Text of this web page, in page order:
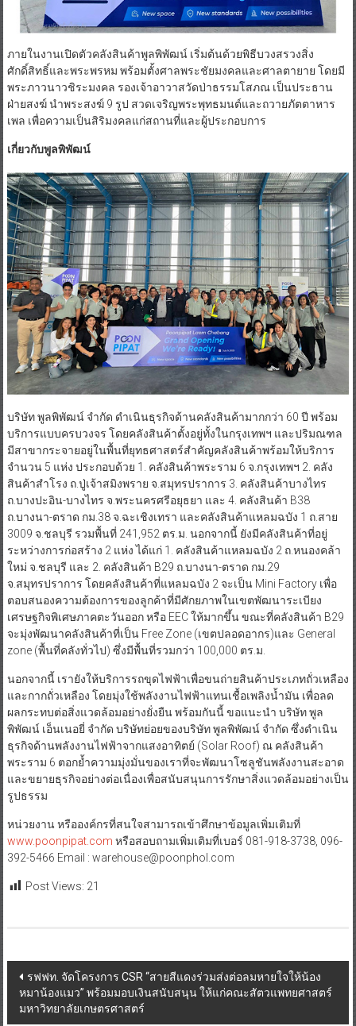
ภายในงานเปิดตัวคลังสินค้าพูลพิพัฒน์ เริ่มต้นด้วยพิธีบวงสรวงสิ่ง
ศักดิ์สิทธิ์และพระพรหม พร้อมตั้งศาลพระชัยมงคลและศาลตายาย โดยมี
พระภาวนาวชิระมงคล รองเจ้าอาวาสวัดป่าธรรมโสภณ เป็นประธาน
ฝ่ายสงฆ์ นำพระสงฆ์ 9 รูป สวดเจริญพระพุทธมนต์และถวายภัตตาหาร
เพล เพื่อความเป็นสิริมงคลแก่สถานที่และผู้ประกอบการ
เกี่ยวกับพูลพิพัฒน์
บริษัท พูลพิพัฒน์ จำกัด ดำเนินธุรกิจด้านคลังสินค้ามากกว่า 60 ปี พร้อม
บริการแบบครบวงจร โดยคลังสินค้าตั้งอยู่ทั้งในกรุงเทพฯ และปริมณฑล
มีสาขากระจายอยู่ในพื้นที่ยุทธศาสตร์สำคัญคลังสินค้าพร้อมให้บริการ
จำนวน 5 แห่ง ประกอบด้วย 1. คลังสินค้าพระราม 6 จ.กรุงเทพฯ 2. คลัง
สินค้าสำโรง ถ.ปู่เจ้าสมิงพราย จ.สมุทรปราการ 3. คลังสินค้าบางไทร
ถ.บางปะอิน-บางไทร จ.พระนครศรีอยุธยา และ 4. คลังสินค้า B38
ถ.บางนา-ตราด กม.38 จ.ฉะเชิงเทรา และคลังสินค้าแหลมฉบัง 1 ถ.สาย
3009 จ.ชลบุรี รวมพื้นที่ 241,952 ตร.ม. นอกจากนี้ ยังมีคลังสินค้าที่อยู่
ระหว่างการก่อสร้าง 2 แห่ง ได้แก่ 1. คลังสินค้าแหลมฉบัง 2 ถ.หนองคล้า
ใหม่ จ.ชลบุรี และ 2. คลังสินค้า B29 ถ.บางนา-ตราด กม.29
จ.สมุทรปราการ โดยคลังสินค้าที่แหลมฉบัง 2 จะเป็น Mini Factory เพื่อ
ตอบสนองความต้องการของลูกค้าที่มีศักยภาพในเขตพัฒนาระเบียง
เศรษฐกิจพิเศษภาคตะวันออก หรือ EEC ให้มากขึ้น ขณะที่คลังสินค้า B29
จะมุ่งพัฒนาคลังสินค้าที่เป็น Free Zone (เขตปลอดอากร)และ General
zone (พื้นที่คลังทั่วไป) ซึ่งมีพื้นที่รวมกว่า 100,000 ตร.ม.
นอกจากนี้ เรายังให้บริการรถขุดไฟฟ้าเพื่อขนถ่ายสินค้าประเภทถั่วเหลือง
และกากถั่วเหลือง โดยมุ่งใช้พลังงานไฟฟ้าแทนเชื้อเพลิงน้ำมัน เพื่อลด
ผลกระทบต่อสิ่งแวดล้อมอย่างยั่งยืน พร้อมกันนี้ ขอแนะนำ บริษัท พูล
พิพัฒน์ เอ็นเนอยี่ จำกัด บริษัทย่อยของบริษัท พูลพิพัฒน์ จำกัด ซึ่งดำเนิน
ธุรกิจด้านพลังงานไฟฟ้าจากแสงอาทิตย์ (Solar Roof) ณ คลังสินค้า
พระราม 6 ตอกย้ำความมุ่งมั่นของเราที่จะพัฒนาโซลูชันพลังงานสะอาด
และขยายธุรกิจอย่างต่อเนื่องเพื่อสนับสนุนการรักษาสิ่งแวดล้อมอย่างเป็น
รูปธรรม
หน่วยงาน หรือองค์กรที่สนใจสามารถเข้าศึกษาข้อมูลเพิ่มเติมที่
www.poonpipat.com หรือสอบถามเพิ่มเติมที่เบอร์ 081-918-3738, 096-
392-5466 Email : warehouse@poonphol.com
Post Views: 21
Post
navigation
รฟฟท. จัดโครงการ CSR “สายสีแดงร่วมส่งต่อลมหายใจให้น้อง
หมาน้องแมว” พร้อมมอบเงินสนับสนุน ให้แก่คณะสัตวแพทยศาสตร์
มหาวิทยาลัยเกษตรศาสตร์